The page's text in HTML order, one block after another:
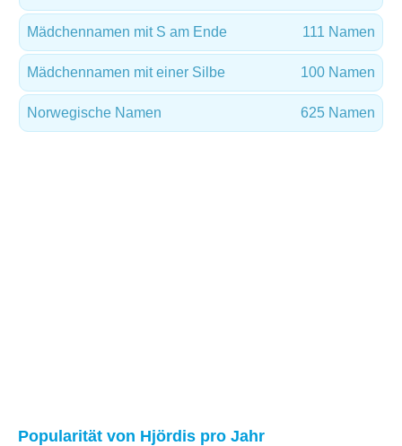
Mädchennamen mit S am Ende 111 Namen
Mädchennamen mit einer Silbe 100 Namen
Norwegische Namen 625 Namen
Popularität von Hjördis pro Jahr